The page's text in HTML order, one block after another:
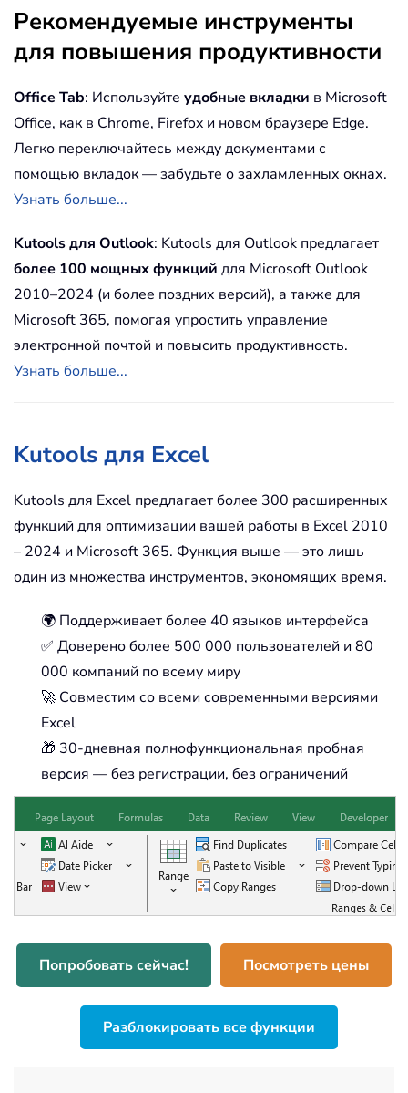
Рекомендуемые инструменты
для повышения продуктивности
Office Tab: Используйте удобные вкладки в Microsoft
Office, как в Chrome, Firefox и новом браузере Edge.
Легко переключайтесь между документами с
помощью вкладок — забудьте о захламленных окнах.
Узнать больше...
Kutools для Outlook: Kutools для Outlook предлагает
более 100 мощных функций для Microsoft Outlook
2010–2024 (и более поздних версий), а также для
Microsoft 365, помогая упростить управление
электронной почтой и повысить продуктивность.
Узнать больше...
Kutools для Excel
Kutools для Excel предлагает более 300 расширенных
функций для оптимизации вашей работы в Excel 2010
– 2024 и Microsoft 365. Функция выше — это лишь
один из множества инструментов, экономящих время.
🌍 Поддерживает более 40 языков интерфейса
✅ Доверено более 500 000 пользователей и 80
000 компаний по всему миру
🚀 Совместим со всеми современными версиями
Excel
🎁 30-дневная полнофункциональная пробная
версия — без регистрации, без ограничений
Попробовать сейчас! Посмотреть цены
Разблокировать все функции